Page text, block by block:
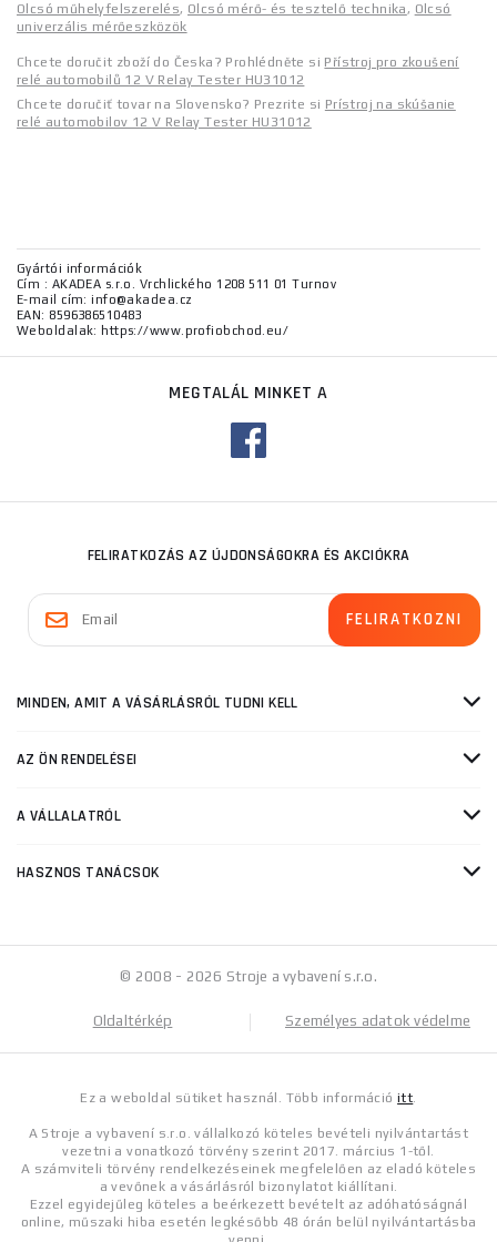
Olcsó műhelyfelszerelés, Olcsó mérő- és tesztelő technika, Olcsó
univerzális mérőeszközök
Chcete doručit zboží do Česka? Prohlédněte si Přístroj pro zkoušení
relé automobilů 12 V Relay Tester HU31012
Chcete doručiť tovar na Slovensko? Prezrite si Prístroj na skúšanie
relé automobilov 12 V Relay Tester HU31012
Gyártói információk
Cím : AKADEA s.r.o. Vrchlického 1208 511 01 Turnov
E-mail cím: info@akadea.cz
EAN: 8596386510483
Weboldalak: https://www.profiobchod.eu/
MEGTALÁL MINKET A
FELIRATKOZÁS AZ ÚJDONSÁGOKRA ÉS AKCIÓKRA
MINDEN, AMIT A VÁSÁRLÁSRÓL TUDNI KELL
AZ ÖN RENDELÉSEI
A VÁLLALATRÓL
HASZNOS TANÁCSOK
© 2008 - 2026 Stroje a vybavení s.r.o.
Oldaltérkép Személyes adatok védelme
Ez a weboldal sütiket használ. Több információitt.
A Stroje a vybavení s.r.o. vállalkozó köteles bevételi nyilvántartást
vezetni a vonatkozó törvény szerint 2017. március 1-től.
A számviteli törvény rendelkezéseinek megfelelően az eladó köteles
a vevőnek a vásárlásról bizonylatot kiállítani.
Ezzel egyidejűleg köteles a beérkezett bevételt az adóhatóságnál
online, műszaki hiba esetén legkésőbb 48 órán belül nyilvántartásba